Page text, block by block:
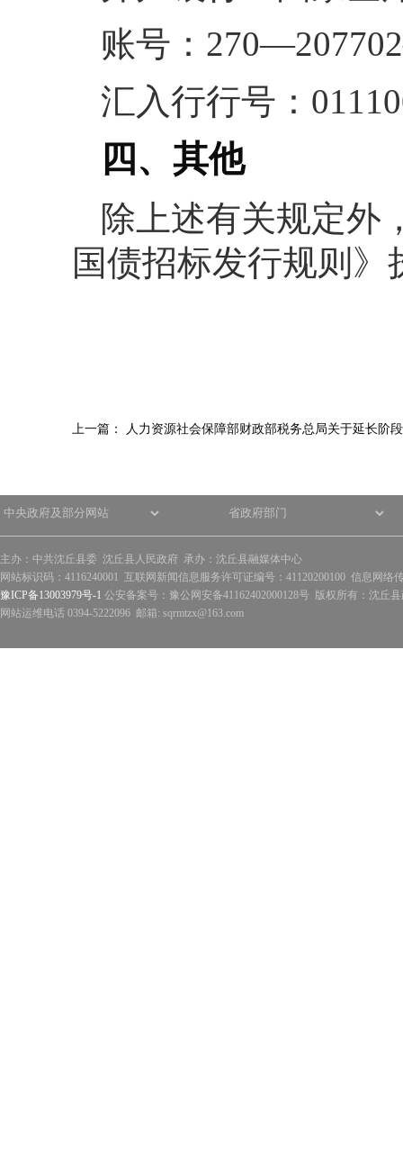
账号：
汇入行行号：
四、其他
除上述有关规定外
国债招标发行规则》
上一篇： 人力资源社会保障部财政部税务总局关于延长阶
主办：中共沈丘县委 沈丘县人民政府 承办：沈丘县融媒体中心
网站标识码：4116240001 互联网新闻信息服务许可证编号：41120200100 信息网络
豫ICP备13003979号-1 公安备案号：豫公网安备41162402000128号 版权所有：沈丘
网站运维电话 0394-5222096 邮箱: sqrmtzx@163.com